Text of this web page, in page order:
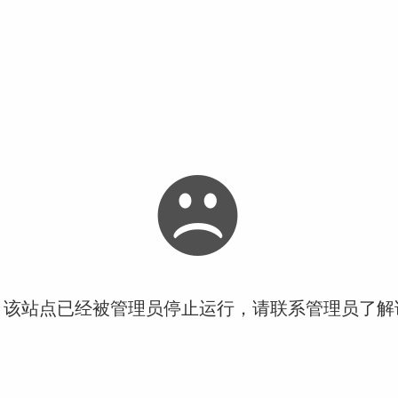
站点已经被管理员停止运行，请联系管理员了